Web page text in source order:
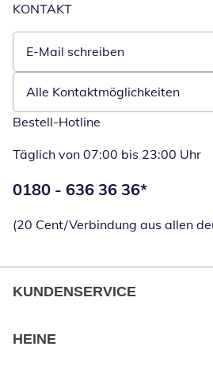
KONTAKT
E-Mail schreiben
Öffnet E-Mail-Client
Alle Kontaktmöglichkeiten
Bestell-Hotline
Täglich von 07:00 bis 23:00 Uhr
Telefonnummer:
0180 - 636 36 36*
(20 Cent/Verbindung aus allen
KUNDENSERVICE
HEINE